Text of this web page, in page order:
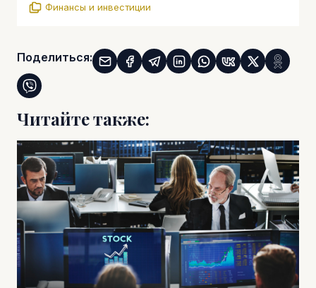
Финансы и инвестиции
Поделиться:
Читайте также: